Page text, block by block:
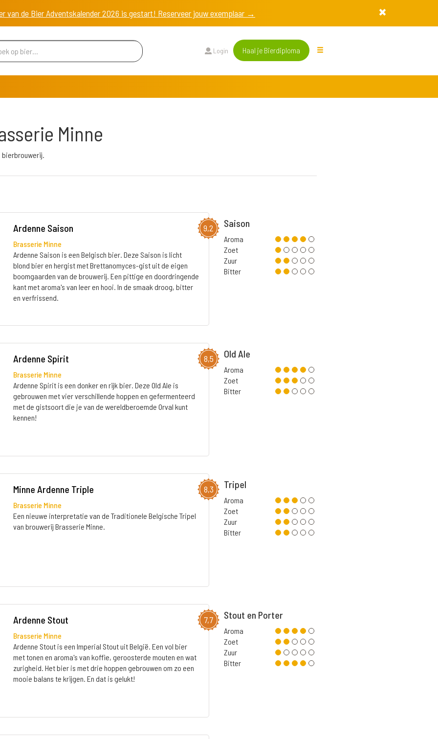
van de Bier Adventskalender 2026 is gestart! Reserveer jouw exemplaar →
Login Haal je Bierdiploma
Minne
bierbrouwerij.
9,2
Ardenne Saison
Brasserie Minne
Ardenne Saison is een Belgisch bier. Deze Saison is licht
blond bier en hergist met Brettanomyces-gist uit de eigen
boomgaarden van de brouwerij. Een pittige en doordringende
kant met aroma's van leer en hooi. In de smaak droog, bitter
en verfrissend.
Saison
Aroma
Zoet
Zuur
Bitter
8,5
Ardenne Spirit
Brasserie Minne
Ardenne Spirit is een donker en rijk bier. Deze Old Ale is
gebrouwen met vier verschillende hoppen en gefermenteerd
met de gistsoort die je van de wereldberoemde Orval kunt
kennen!
Old Ale
Aroma
Zoet
Bitter
8,3
Minne Ardenne Triple
Brasserie Minne
Een nieuwe interpretatie van de Traditionele Belgische Tripel
van brouwerij Brasserie Minne.
Tripel
Aroma
Zoet
Zuur
Bitter
7,7
Ardenne Stout
Brasserie Minne
Ardenne Stout is een Imperial Stout uit België. Een vol bier
met tonen en aroma's van koffie, geroosterde mouten en wat
zurigheid. Het bier is met drie hoppen gebrouwen om zo een
mooie balans te krijgen. En dat is gelukt!
Stout en Porter
Aroma
Zoet
Zuur
Bitter